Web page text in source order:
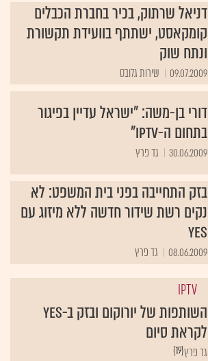
דניאל שרתוק, בכיר בחברת הכבלים
קומקאסט, ישתתף בוועידת תקשורת
ונתח שוק
09.07.2009 שירות גלובס‏
דורי בן-משה: "ישראל עדיין בפיגור
בתחום ה-IPTV"
30.06.2009 גד פרץ
בזק התחייבה בפני בית המשפט: לא
נקים רשת שידור חדשה ללא מיזוג עם
yes
08.06.2009 גד פרץ
IPTV
השותפות של יורוקום ובזק ב-yes
לקראת סיום
{19}גד פרץ